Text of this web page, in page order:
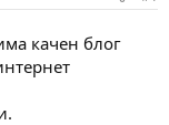
качен блог